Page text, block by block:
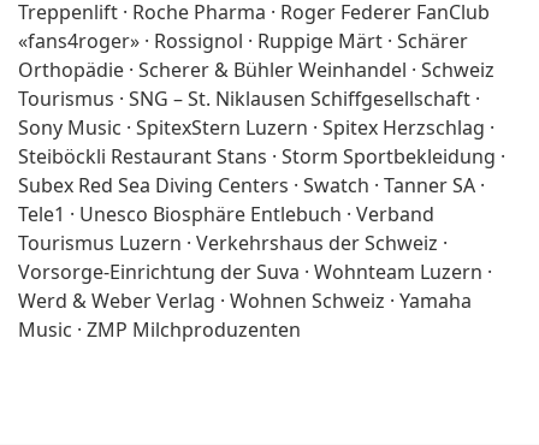
Treppenlift · Roche Pharma · Roger Federer FanClub
«fans4roger» · Rossignol · Ruppige Märt · Schärer
Orthopädie · Scherer & Bühler Weinhandel · Schweiz
Tourismus · SNG – St. Niklausen Schiffgesellschaft ·
Sony Music · SpitexStern Luzern · Spitex Herzschlag ·
Steiböckli Restaurant Stans · Storm Sportbekleidung ·
Subex Red Sea Diving Centers · Swatch · Tanner SA ·
Tele1 · Unesco Biosphäre Entlebuch · Verband
Tourismus Luzern · Verkehrshaus der Schweiz ·
Vorsorge-Einrichtung der Suva · Wohnteam Luzern ·
Werd & Weber Verlag · Wohnen Schweiz · Yamaha
Music · ZMP Milchproduzenten